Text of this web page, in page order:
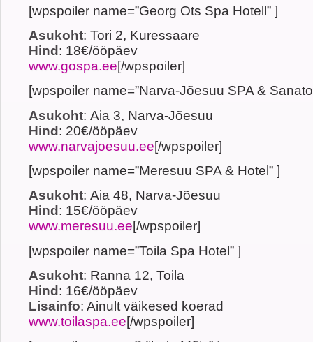
[wpspoiler name=”Georg Ots Spa Hotell” ]
Asukoht: Tori 2, Kuressaare
Hind : 18€/ööpäev
www.gospa.ee[/wpspoiler]
[wpspoiler name=”Narva-Jõesuu SPA &
Asukoht: Aia 3, Narva-Jõesuu
Hind: 20€/ööpäev
www.narvajoesuu.ee[/wpspoiler]
[wpspoiler name=”Meresuu SPA & Hotel” ]
Asukoht: Aia 48, Narva-Jõesuu
Hind : 15€/ööpäev
www.meresuu.ee[/wpspoiler]
[wpspoiler name=”Toila Spa Hotel” ]
Asukoht: Ranna 12, Toila
Hind : 16€/ööpäev
Lisainfo: Ainult väikesed koerad
www.toilaspa.ee[/wpspoiler]